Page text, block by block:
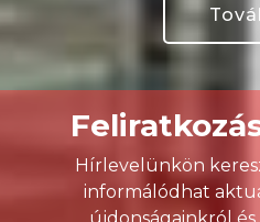
Hírlevelünkön
informálódhat
újdonságainkról